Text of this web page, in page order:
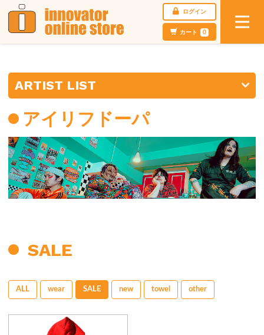
ログイン
カート 0
ARTIST LIST
アイリフドーパ
SALE
ALL wear SALE new towel other